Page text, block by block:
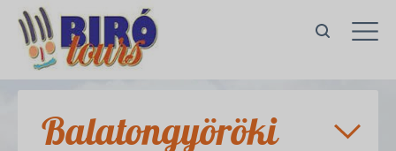
Balatongyöröki